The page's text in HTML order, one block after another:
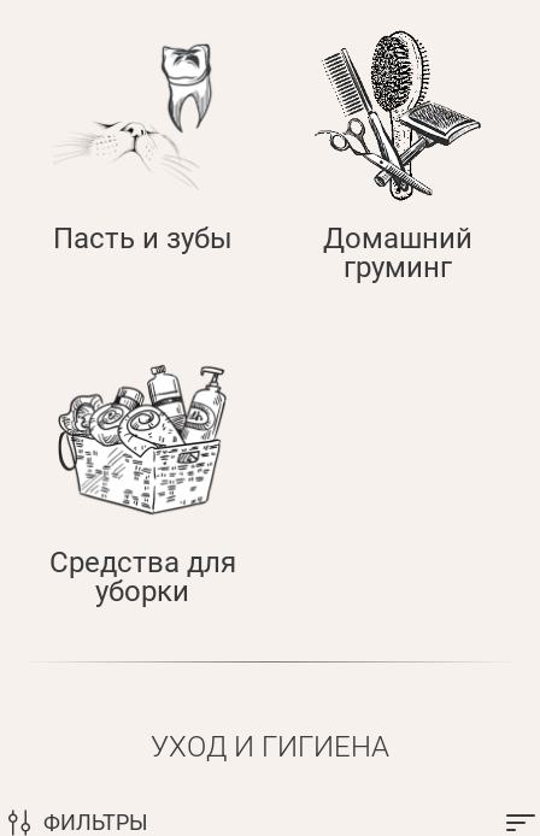
Пасть и зубы
Домашний
груминг
Средства для
уборки
УХОД И ГИГИЕНА
ФИЛЬТРЫ